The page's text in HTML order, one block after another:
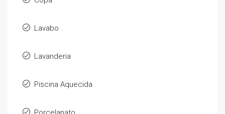
Lavabo
Lavanderia
Piscina Aquecida